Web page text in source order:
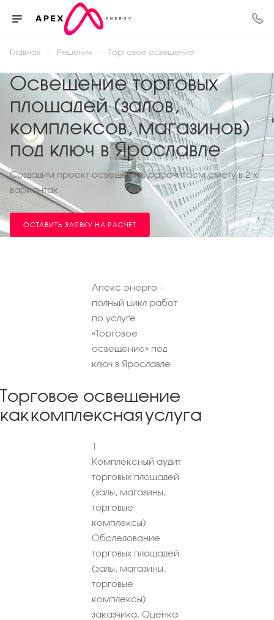
Главная — Решения — Торговое освещение
Освещение торговых
площадей (залов,
комплексов, магазинов)
под ключ в Ярославле
Создадим проект освещения, рассчитаем смету в 2-х
вариантах
ОСТАВИТЬ ЗАЯВКУ НА РАСЧЕТ
Апекс энерго -
полный цикл работ
по услуге
«Торговое
освещение» под
ключ в Ярославле
Торговое освещение
как комплексная услуга
1
Комплексный аудит
торговых площадей
(залы, магазины,
торговые
комплексы)
Обследование
торговых площадей
(залы, магазины,
торговые
комплексы)
заказчика. Оценка